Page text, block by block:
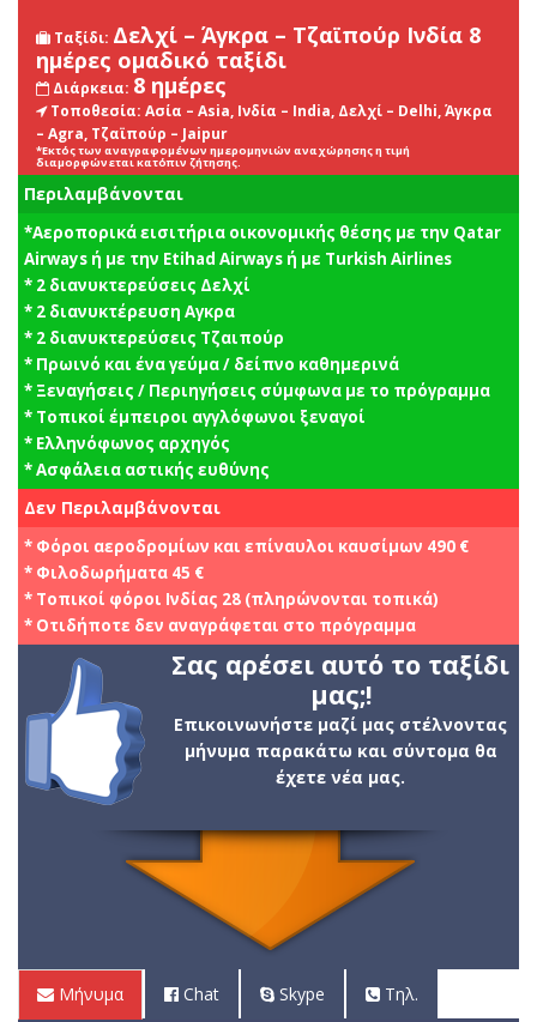
Ταξίδι: Δελχί – Άγκρα – Τζαϊπούρ Ινδία 8
ημέρες ομαδικό ταξίδι
Διάρκεια: 8 ημέρες
Τοποθεσία: Ασία – Asia, Ινδία – India, Δελχί – Delhi, Άγκρα
– Agra, Τζαϊπούρ – Jaipur
*Εκτός των αναγραφομένων ημερομηνιών αναχώρησης η τιμή
διαμορφώνεται κατόπιν ζήτησης.
Περιλαμβάνονται
*Αεροπορικά εισιτήρια οικονομικής θέσης με την Qatar
Airways ή με την Etihad Airways ή με Turkish Airlines
* 2 διανυκτερεύσεις Δελχί
* 2 διανυκτέρευση Αγκρα
* 2 διανυκτερεύσεις Τζαιπούρ
* Πρωινό και ένα γεύμα / δείπνο καθημερινά
* Ξεναγήσεις / Περιηγήσεις σύμφωνα με το πρόγραμμα
* Τοπικοί έμπειροι αγγλόφωνοι ξεναγοί
* Ελληνόφωνος αρχηγός
* Ασφάλεια αστικής ευθύνης
Δεν Περιλαμβάνονται
* Φόροι αεροδρομίων και επίναυλοι καυσίμων 490 €
* Φιλοδωρήματα 45 €
* Τοπικοί φόροι Ινδίας 28 (πληρώνονται τοπικά)
* Οτιδήποτε δεν αναγράφεται στο πρόγραμμα
Σας αρέσει αυτό το ταξίδι
μας;!
Επικοινωνήστε μαζί μας στέλνοντας
μήνυμα παρακάτω και σύντομα θα
έχετε νέα μας.
Μήνυμα Chat Skype Τηλ.